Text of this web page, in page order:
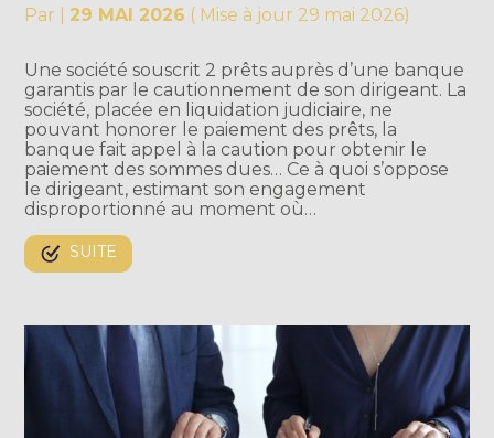
Par 29 MAI 2026 ( Mise à jour 29 mai 2026)
Une société souscrit 2 prêts auprès d’une banque
garantis par le cautionnement de son dirigeant. La
société, placée en liquidation judiciaire, ne
pouvant honorer le paiement des prêts, la
banque fait appel à la caution pour obtenir le
paiement des sommes dues… Ce à quoi s’oppose
le dirigeant, estimant son engagement
disproportionné au moment où…
SUITE